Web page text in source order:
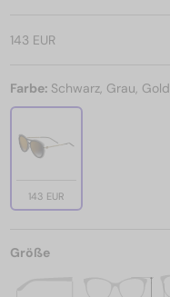
143 EUR
Farbe: Schwarz, Grau, Gold
143 EUR
Größe